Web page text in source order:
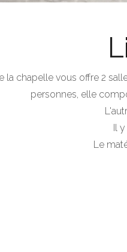
la chapelle vous offre 2
personnes, elle
Il
Le